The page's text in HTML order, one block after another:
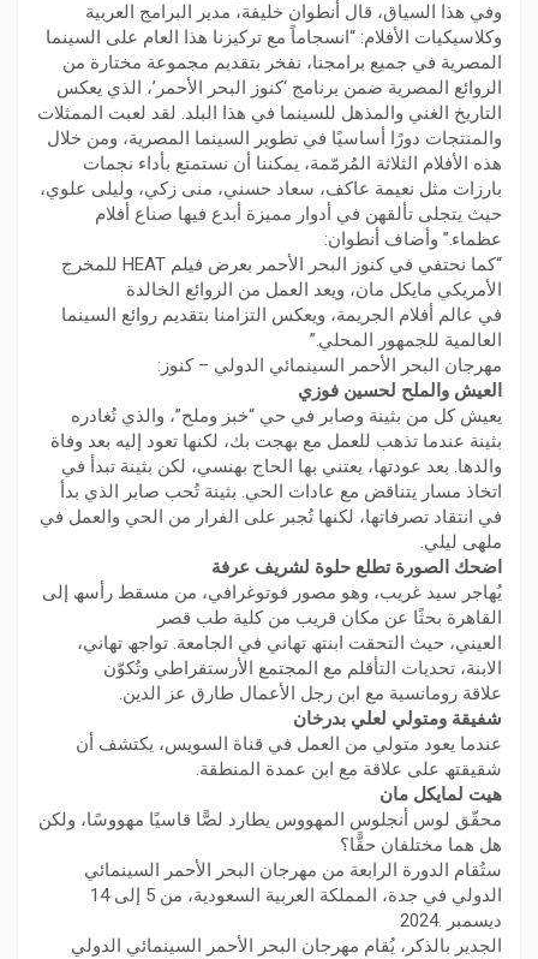
وفي ھذا السیاق، قال أنطوان خلیفة، مدیر البرامج العربیة
وكلاسیكیات الأفلام: “انسجاماً مع تركیزنا ھذا العام على السینما
المصریة في جمیع برامجنا، نفخر بتقدیم مجموعة مختارة من
الروائع المصریة ضمن برنامج ‘كنوز البحر الأحمر’، الذي یعكس
التاریخ الغني والمذھل للسینما في ھذا البلد. لقد لعبت الممثلات
والمنتجات دورًا أساسیًا في تطویر السینما المصریة، ومن خلال
ھذه الأفلام الثلاثة المُرمّمة، یمكننا أن نستمتع بأداء نجمات
بارزات مثل نعیمة عاكف، سعاد حسني، منى زكي، ولیلى علوي،
حیث یتجلى تألقھن في أدوار ممیزة أبدع فیھا صناع أفلام
عظماء.” وأضاف أنطوان:
“كما نحتفي في كنوز البحر الأحمر بعرض فیلم HEAT للمخرج
الأمریكي مایكل مان، ویعد العمل من الروائع الخالدة
في عالم أفلام الجریمة، ویعكس التزامنا بتقدیم روائع السینما
العالمیة للجمھور المحلي.”
مھرجان البحر الأحمر السینمائي الدولي – كنوز:
العیش والملح لحسین فوزي
یعیش كل من بثینة وصابر في حي “خبز وملح”، والذي تُغادره
بثینة عندما تذھب للعمل مع بھجت بك، لكنھا تعود إلیه بعد وفاة
والدھا. بعد عودتھا، یعتني بھا الحاج بھنسي، لكن بثینة تبدأ في
اتخاذ مسار یتناقض مع عادات الحي. بثینة تُحب صابر الذي بدأ
في انتقاد تصرفاتھا، لكنھا تُجبر على الفرار من الحي والعمل في
ملھى لیلي.
اضحك الصورة تطلع حلوة لشریف عرفة
یُھاجر سید غریب، وھو مصور فوتوغرافي، من مسقط رأسھ إلى
القاھرة بحثًا عن مكان قریب من كلیة طب قصر
العیني، حیث التحقت ابنتھ تھاني في الجامعة. تواجھ تھاني،
الابنة، تحدیات التأقلم مع المجتمع الأرستقراطي وتُكوّن
علاقة رومانسیة مع ابن رجل الأعمال طارق عز الدین.
شفیقة ومتولي لعلي بدرخان
عندما یعود متولي من العمل في قناة السویس، یكتشف أن
شقیقتھ على علاقة مع ابن عمدة المنطقة.
ھیت لمایكل مان
محقّق لوس أنجلوس المھووس یطارد لصًّا قاسیًا مھووسًا، ولكن
ھل ھما مختلفان حقًّا؟
ستُقام الدورة الرابعة من مھرجان البحر الأحمر السینمائي
الدولي في جدة، المملكة العربیة السعودیة، من 5 إلى 14
دیسمبر .2024
الجدیر بالذكر، یُقام مھرجان البحر الأحمر السینمائي الدولي